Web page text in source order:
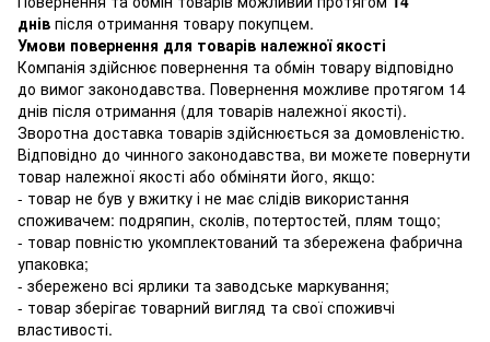
днів після отримання товару покупцем.
Умови повернення для товарів належної якості
Компанія здійснює повернення та обмін товару відповідно
до вимог законодавства. Повернення можливе протягом 14
днів після отримання (для товарів належної якості).
Зворотна доставка товарів здійснюється за домовленістю.
Відповідно до чинного законодавства, ви можете повернути
товар належної якості або обміняти його, якщо:
- товар не був у вжитку і не має слідів використання
споживачем: подряпин, сколів, потертостей, плям тощо;
- товар повністю укомплектований та збережена фабрична
упаковка;
- збережено всі ярлики та заводське маркування;
- товар зберігає товарний вигляд та свої споживчі
властивості.